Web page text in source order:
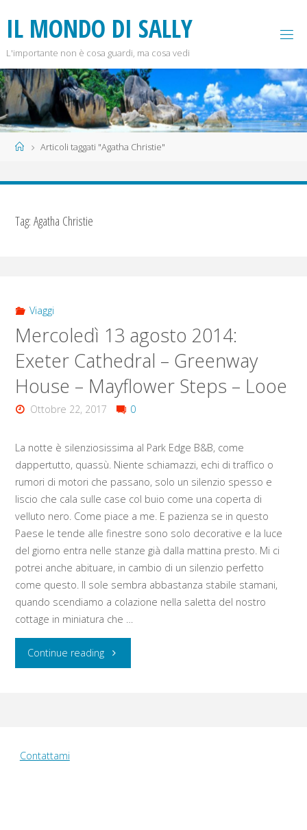
contenuto
IL MONDO DI SALLY
L'importante non è cosa guardi, ma cosa vedi
HomeArticoli taggati "Agatha Christie"
Tag:Agatha Christie
Viaggi
Mercoledì 13 agosto 2014:
Exeter Cathedral – Greenway
House – Mayflower Steps – Looe
Ottobre 22, 2017 0
La notte è silenziosissima al Park Edge B&B, come
dappertutto, quassù. Niente schiamazzi, echi di traffico o
rumori di motori che passano, solo un silenzio spesso e
liscio che cala sulle case col buio come una coperta di
velluto nero. Come piace a me. E pazienza se in questo
Paese le tende alle finestre sono solo decorative e la luce
del giorno entra nelle stanze già dalla mattina presto. Mi ci
potrei anche abituare, in cambio di un silenzio perfetto
come questo. Il sole sembra abbastanza stabile stamani,
quando scendiamo a colazione nella saletta del nostro
cottage in miniatura che …
Continue reading"Mercoledì
Contattami